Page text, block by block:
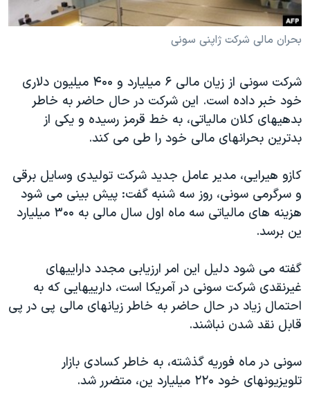
فرهنگ و زندگی
حقوق شهروندی
علم و فناوری
اسرائیل در جنگ
گالری عکس
مستندها
انتخابات ریاست جمهوری آمریکا ۲۰۲۴
رمز مهسا
ورزش زنان در ایران
اعتراضات زن، زندگی، آزادی
تریبونال مردمی آبان ۹۸
دادگاه حمید نوری
چهل سال گروگان‌گیری
قانون شفافیت دارائی کادر رهبری ایران
اعتراضات مردمی آبان ۹۸
اسرائیل در جنگ
همایش محافظه‌کاران آمریکا «سی‌پک»
صفحه‌های ویژه
دنبال کنید
زبانهای مختلف
بحران مالی شرکت ژاپنی سونی
شرکت سونی از زيان مالی ۶ ميليارد و ۴۰۰ ميليون دلاری
خود خبر داده است. اين شرکت در حال حاضر به خاطر
بدهيهای کلان مالياتی، به خط قرمز رسيده و يکی از
بدترين بحرانهای مالی خود را طی می کند.
کازو هيرايی، مدير عامل جديد شرکت توليدی وسايل برقی
و سرگرمی سونی، روز سه شنبه گفت: پيش بينی می شود
هزينه های مالياتی سه ماه اول سال مالی به ۳۰۰ ميليارد
ين برسد.
گفته می شود دليل اين امر ارزيابی مجدد داراييهای
غيرنقدی شرکت سونی در آمريکا است، دارييهايی که به
احتمال زياد در حال حاضر به خاطر زيانهای مالی پی در پی
قابل نقد شدن نباشند.
سونی در ماه فوريه گذشته، به خاطر کسادی بازار
تلويزيونهای خود ۲۲۰ ميليارد ين، متضرر شد.